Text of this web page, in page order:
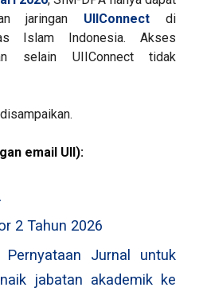
jaringan UIIConnect di
Islam Indonesia. Akses
selain UIIConnect tidak
email UII):
2 Tahun 2026
Jurnal untuk
jabatan akademik ke